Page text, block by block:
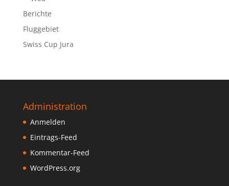
Berichte
Fluggebiet
Swiss Cup Jura
Administration
Anmelden
Eintrags-Feed
Kommentar-Feed
WordPress.org